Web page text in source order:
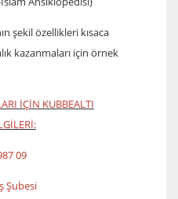
şekil özellikleri kısaca
kazanmaları için örnek
İÇİN KUBBEALTI
09
Şubesi